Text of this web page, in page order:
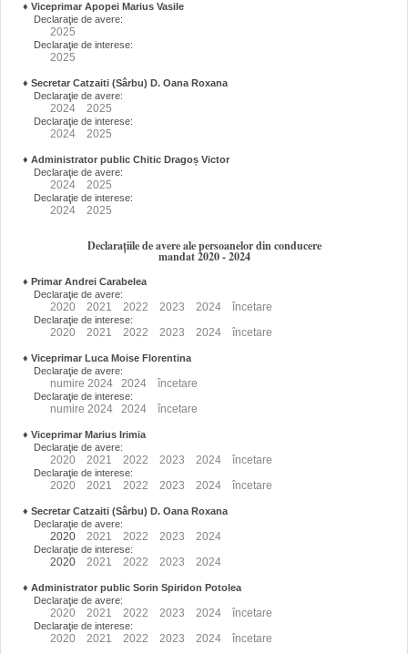
♦ Viceprimar Apopei Marius Vasile
Declaraţie de avere:
2025
Declaraţie de interese:
2025
♦ Secretar Catzaiti (Sârbu) D. Oana Roxana
Declaraţie de avere:
2024 2025
Declaraţie de interese:
2024 2025
♦ Administrator public Chitic Dragoș Victor
Declaraţie de avere:
2024 2025
Declaraţie de interese:
2024 2025
Declarațiile de avere ale persoanelor din conducere
mandat 2020 - 2024
♦ Primar Andrei Carabelea
Declaraţie de avere:
2020 2021 2022 2023 2024 încetare
Declaraţie de interese:
2020 2021 2022 2023 2024 încetare
♦ Viceprimar Luca Moise Florentina
Declaraţie de avere:
numire 2024 2024 încetare
Declaraţie de interese:
numire 2024 2024 încetare
♦ Viceprimar Marius Irimia
Declaraţie de avere:
2020 2021 2022 2023 2024 încetare
Declaraţie de interese:
2020 2021 2022 2023 2024 încetare
♦ Secretar Catzaiti (Sârbu) D. Oana Roxana
Declaraţie de avere:
2020 2021 2022 2023 2024
Declaraţie de interese:
2020 2021 2022 2023 2024
♦ Administrator public Sorin Spiridon Potolea
Declaraţie de avere:
2020 2021 2022 2023 2024 încetare
Declaraţie de interese:
2020 2021 2022 2023 2024 încetare